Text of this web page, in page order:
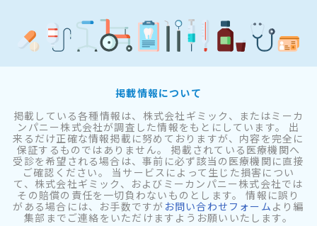
掲載情報について
掲載している各種情報は、株式会社ギミック、またはミーカ
ンパニー株式会社が調査した情報をもとにしています。 出
来るだけ正確な情報掲載に努めておりますが、内容を完全に
保証するものではありません。 掲載されている医療機関へ
受診を希望される場合は、事前に必ず該当の医療機関に直接
ご確認ください。 当サービスによって生じた損害につい
て、株式会社ギミック、およびミーカンパニー株式会社では
その賠償の責任を一切負わないものとします。 情報に誤り
がある場合には、お手数ですが お問い合わせフォーム より編
集部までご連絡をいただけますようお願いいたします。